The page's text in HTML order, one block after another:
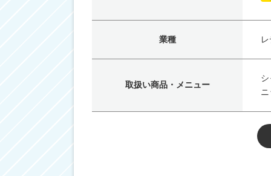
業種
取扱い商品・メニュー